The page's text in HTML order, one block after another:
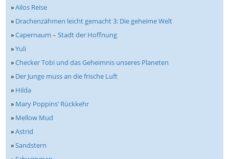
»Ailos Reise
» Drachenzähmen leicht gemacht 3: Die geheime Welt
»Capernaum – Stadt der Hoffnung
»Yuli
»Checker Tobi und das Geheimnis unseres Planeten
» Der Junge muss an die frische Luft
» Hilda
» Mary Poppins’ Rückkehr
» Mellow Mud
»Astrid
»Sandstern